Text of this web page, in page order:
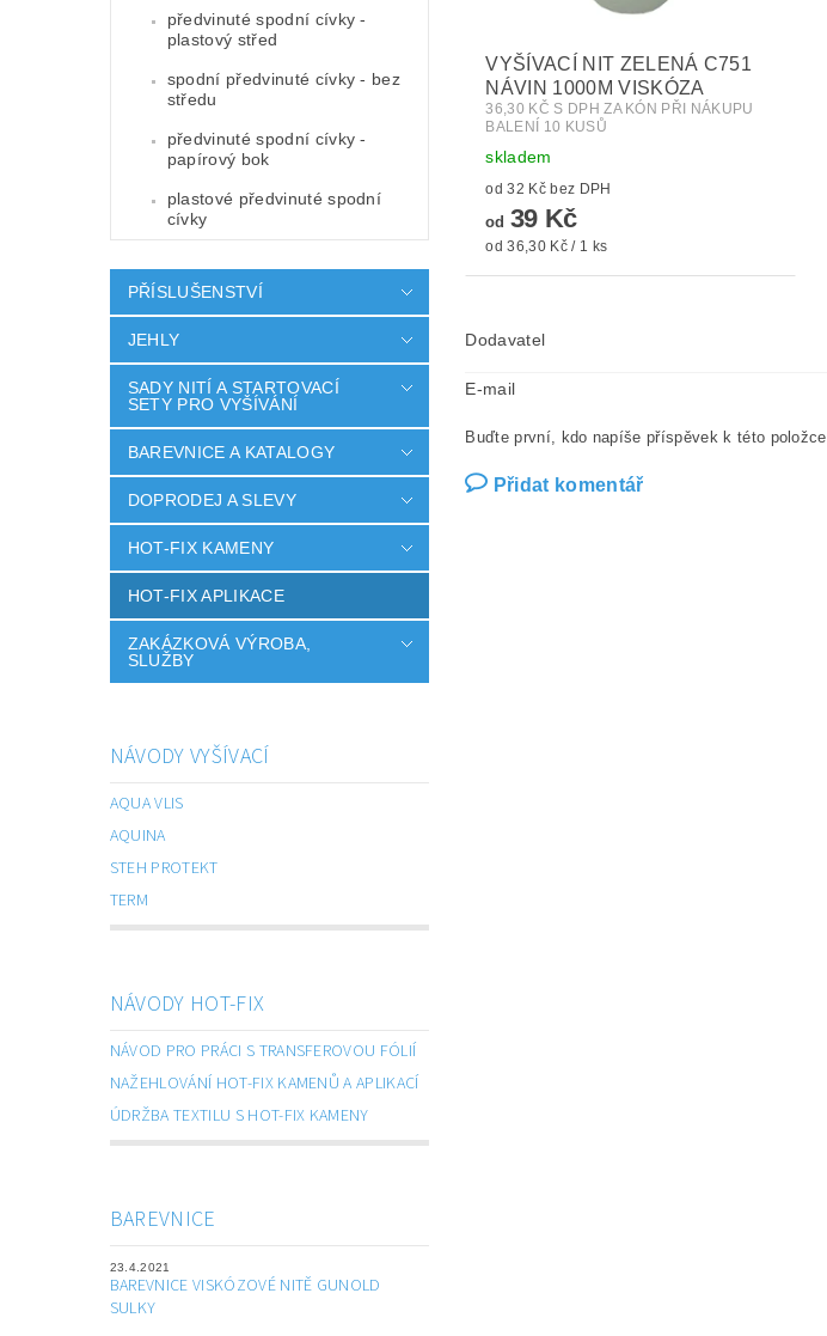
předvinuté spodní cívky -
plastový střed
spodní předvinuté cívky - bez
středu
předvinuté spodní cívky -
papírový bok
plastové předvinuté spodní
cívky
PŘÍSLUŠENSTVÍ
JEHLY
SADY NITÍ A STARTOVACÍ
SETY PRO VYŠÍVÁNÍ
BAREVNICE A KATALOGY
DOPRODEJ A SLEVY
HOT-FIX KAMENY
HOT-FIX APLIKACE
ZAKÁZKOVÁ VÝROBA,
SLUŽBY
NÁVODY VYŠÍVACÍ
AQUA VLIS
AQUINA
STEH PROTEKT
TERM
NÁVODY HOT-FIX
NÁVOD PRO PRÁCI S TRANSFEROVOU FÓLIÍ
NAŽEHLOVÁNÍ HOT-FIX KAMENŮ A APLIKACÍ
ÚDRŽBA TEXTILU S HOT-FIX KAMENY
BAREVNICE
23.4.2021
BAREVNICE VISKÓZOVÉ NITĚ GUNOLD
SULKY
VYŠÍVACÍ NIT ZELENÁ C751
NÁVIN 1000M VISKÓZA
36,30 KČ S DPH ZA KÓN PŘI NÁKUPU
BALENÍ 10 KUSŮ
skladem
od 32 Kč bez DPH
od 39 Kč
od 36,30 Kč / 1 ks
Dodavatel
E-mail
Buďte první, kdo napíše příspěvek k této položce.
Přidat komentář